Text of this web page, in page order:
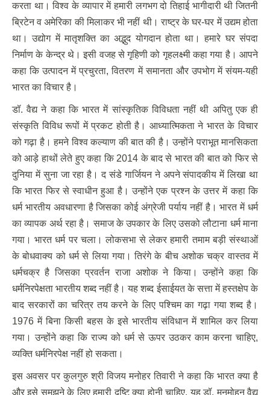
करता था। विश्व के व्यापार में हमारी लगभग दो तिहाई भागीदारी थी जितनी
ब्रिटेन व अमेरिका की मिलाकर भी नहीं थी। राष्ट्र के घर-घर में उद्यम होता
था। उद्योग में मातृशक्ति का अद्भुद योगदान होता था। हमारे घर संपदा
निर्माण के केन्द्र थे। इसी वजह से गृहिणी को गृहलक्ष्मी कहा गया है। आपने
कहा कि उत्पादन में प्रचुरता, वितरण में समानता और उपभोग में संयम-यही
भारत का विचार है।
डॉ. वैद्य ने कहा कि भारत में सांस्कृतिक विविधता नहीं थी अपितु एक ही
संस्कृति विविध रूपों में प्रकट होती है। आध्यात्मिकता ने भारत के विचार
को गढ़ा है। हमने विश्व कल्याण की बात की है। उन्होंने पराभूत मानसिकता
को आड़े हाथों लेते हुए कहा कि 2014 के बाद से भारत की बात को फिर से
दुनिया में सुना जा रहा है। द संडे गार्जियन ने अपने संपादकीय में लिखा था
कि भारत फिर से स्वाधीन हुआ है। उन्होंने एक प्रश्न के उत्तर में कहा कि
धर्म भारतीय अवधारणा है जिसका कोई अंग्रेजी पर्याय नहीं है। भारत में धर्म
का व्यापक अर्थ रहा है। समाज के उपकार के लिए उसको लौटाना धर्म माना
गया। भारत धर्म पर चला। लोकसभा से लेकर हमारी तमाम बड़ी संस्थाओं
के बोधवाक्य को धर्म से लिया गया। तिरंगे के बीच अशोक चक्र वास्तव में
धर्मचक्र है जिसका प्रवर्तन राजा अशोक ने किया। उन्होंने कहा कि
धर्मनिरपेक्षता भारतीय शब्द नहीं है। यह शब्द ईसाईयत के सत्ता में हस्तक्षेप के
बाद सरकारों का चरित्र तय करने के लिए पश्चिम का गढ़ा गया शब्द है।
1976 में बिना किसी बहस के इसे भारतीय संविधान में शामिल कर लिया
गया। उन्होंने कहा कि राज्य को धर्म से ऊपर उठकर काम करना चाहिए,
व्यक्ति धर्मनिरपेक्ष नहीं हो सकता।
इस अवसर पर कुलगुरु श्री विजय मनोहर तिवारी ने कहा कि भारत क्या है
और इसे समझने के लिए हमारी दृष्टि क्या होनी चाहिए, यह डॉ. मनमोहन वैद्य